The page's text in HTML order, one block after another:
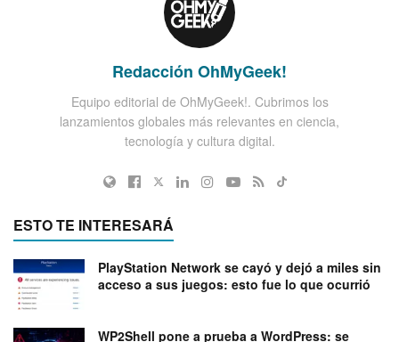
Redacción OhMyGeek!
Equipo editorial de OhMyGeek!. Cubrimos los
lanzamientos globales más relevantes en ciencia,
tecnología y cultura digital.
ESTO TE INTERESARÁ
PlayStation Network se cayó y dejó a miles sin
acceso a sus juegos: esto fue lo que ocurrió
WP2Shell pone a prueba a WordPress: se